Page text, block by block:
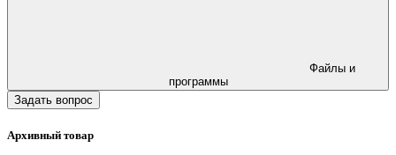
программы
Задать вопрос
Архивный товар